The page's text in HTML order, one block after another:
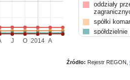
2014
J O A
oddziały
spółki
spółdzielnie
spółki
Źródło: Rejestr REGON,